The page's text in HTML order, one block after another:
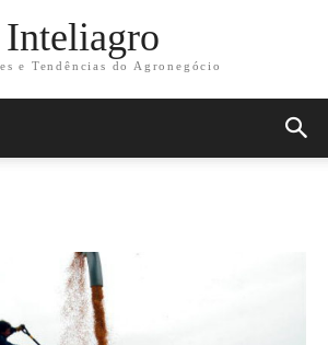
Inteliagro
e Tendências do Agronegócio